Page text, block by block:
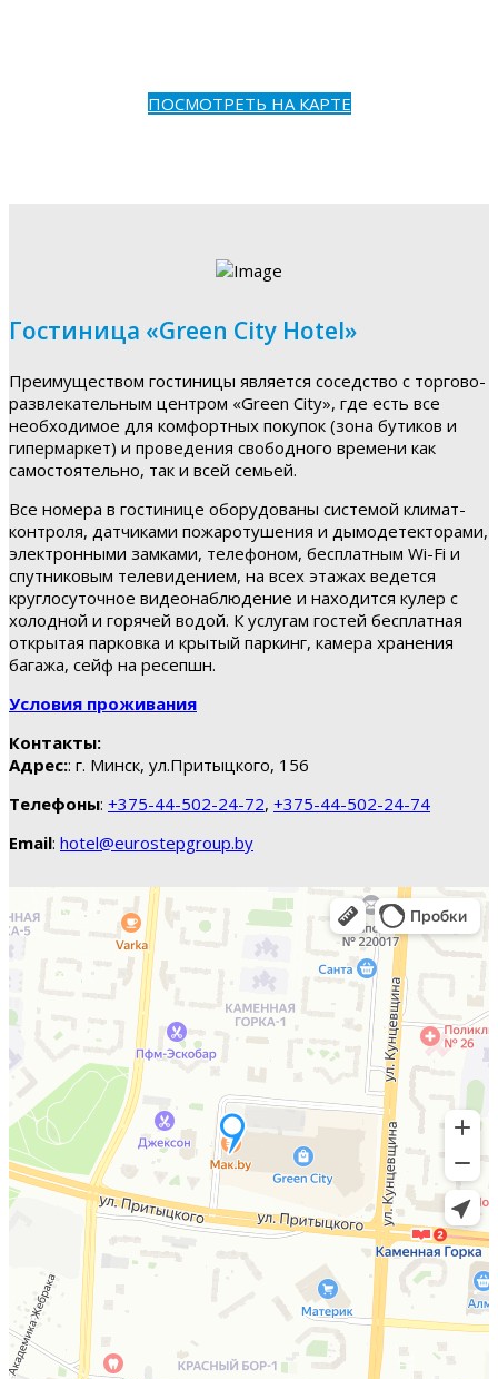
ПОСМОТРЕТЬ НА КАРТЕ
Гостиница «Green City Hotel»
Преимуществом гостиницы является соседство с торгово-
развлекательным центром «Green City», где есть все
необходимое для комфортных покупок (зона бутиков и
гипермаркет) и проведения свободного времени как
самостоятельно, так и всей семьей.
Все номера в гостинице оборудованы системой климат-
контроля, датчиками пожаротушения и дымодетекторами,
электронными замками, телефоном, бесплатным Wi-Fi и
спутниковым телевидением, на всех этажах ведется
круглосуточное видеонаблюдение и находится кулер с
холодной и горячей водой. К услугам гостей бесплатная
открытая парковка и крытый паркинг, камера хранения
багажа, сейф на ресепшн.
Условия проживания
Контакты:
Адрес:: г. Минск, ул.Притыцкого, 156
Телефоны: +375-44-502-24-72, +375-44-502-24-74
Email: hotel@eurostepgroup.by